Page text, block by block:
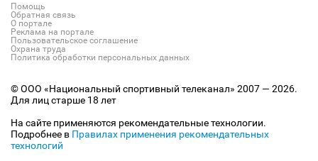
Помощь
Обратная связь
О портале
Реклама на портале
Пользовательское соглашение
Охрана труда
Политика обработки персональных данных
© ООО «Национальный спортивный телеканал» 2007 — 2026.
Для лиц старше 18 лет
На сайте применяются рекомендательные технологии.
Подробнее в Правилах применения рекомендательных
технологий